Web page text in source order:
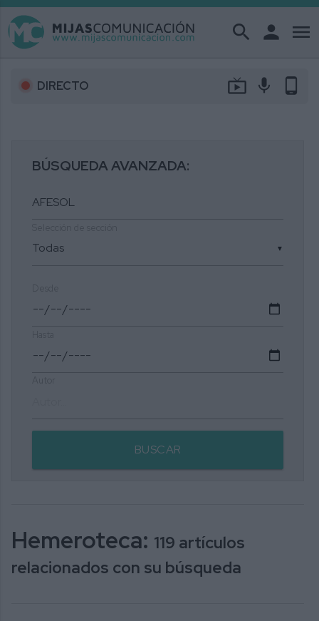
search person menu
DIRECTO live_tv mic phone_android
BÚSQUEDA AVANZADA:
▼
BUSCAR
Hemeroteca: 119 artículos
relacionados con su búsqueda